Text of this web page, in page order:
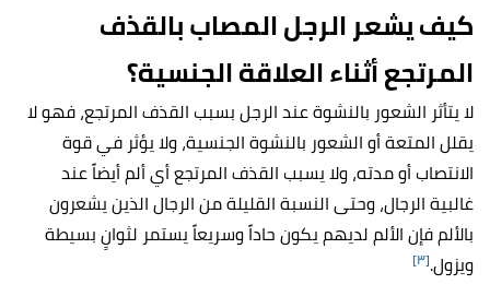
كيف يشعر الرجل المصاب بالقذف
المرتجع أثناء العلاقة الجنسية؟
لا يتأثر الشعور بالنشوة عند الرجل بسبب القذف المرتجع، فهو لا
يقلل المتعة أو الشعور بالنشوة الجنسية، ولا يؤثر في قوة
الانتصاب أو مدته، ولا يسبب القذف المرتجع أي ألم أيضاً عند
غالبية الرجال، وحتى النسبة القليلة من الرجال الذين يشعرون
بالألم فإن الألم لديهم يكون حاداً وسريعاً يستمر لثوانٍ بسيطة
ويزول.[٣]